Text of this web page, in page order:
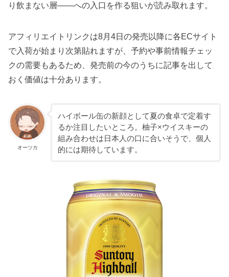
り飲まない層——への入口を作る狙いが読み取れます。
アフィリエイトリンクは8月4日の発売以降に各ECサイト
で入荷が始まり次第貼れますが、予約や事前情報チェッ
クの需要もあるため、発売前の今のうちに記事を出して
おく価値は十分あります。
オーツカ
ハイボール缶の新顔として夏の食卓で定着す
るか注目したいところ。柚子×ウイスキーの
組み合わせは日本人の口に合いそうで、個人
的には期待しています。